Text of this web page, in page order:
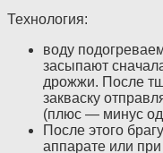
Технология:
воду
засыпают
дрожжи. После
закваску
(плюс — минус
После этого
аппарате или